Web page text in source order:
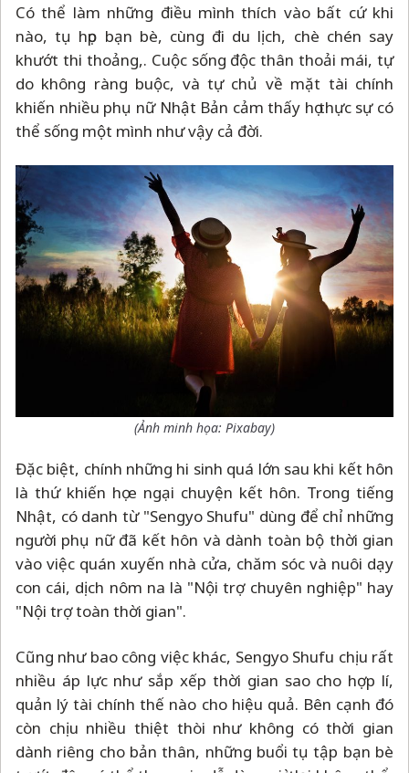
Có thể làm những điều mình thích vào bất cứ khi
nào, tụ họp bạn bè, cùng đi du lịch, chè chén say
khướt thi thoảng,. Cuộc sống độc thân thoải mái, tự
do không ràng buộc, và tự chủ về mặt tài chính
khiến nhiều phụ nữ Nhật Bản cảm thấy họ thực sự có
thể sống một mình như vậy cả đời.
(Ảnh minh họa: Pixabay)
Đặc biệt, chính những hi sinh quá lớn sau khi kết hôn
là thứ khiến họ e ngại chuyện kết hôn. Trong tiếng
Nhật, có danh từ "Sengyo Shufu" dùng để chỉ những
người phụ nữ đã kết hôn và dành toàn bộ thời gian
vào việc quán xuyến nhà cửa, chăm sóc và nuôi dạy
con cái, dịch nôm na là "Nội trợ chuyên nghiệp" hay
"Nội trợ toàn thời gian".
Cũng như bao công việc khác, Sengyo Shufu chịu rất
nhiều áp lực như sắp xếp thời gian sao cho hợp lí,
quản lý tài chính thế nào cho hiệu quả. Bên cạnh đó
còn chịu nhiều thiệt thòi như không có thời gian
dành riêng cho bản thân, những buổi tụ tập bạn bè